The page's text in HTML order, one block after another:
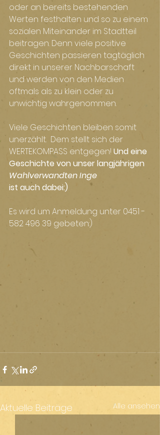
oder an bereits bestehenden
Werten festhalten und so zu einem
sozialen Miteinander im Stadtteil
beitragen. Denn viele positive
Geschichten passieren tagtäglich
direkt in unserer Nachbarschaft
und werden von den Medien
oftmals als zu klein oder zu
unwichtig wahrgenommen.
Viele Geschichten bleiben somit
unerzählt.  Dem stellt sich der
WERTEKOMPASS entgegen! Und eine
Geschichte von unser langjährigen
Wahlverwandten Inge
ist auch dabei:)
Es wird um Anmeldung unter 0451 -
582 496 39 gebeten:)
Aktuelle Beiträge Alle ansehen